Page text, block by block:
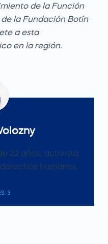
de la Función
la Fundación Botín
a esta
en la región.
22 años, activista
humanos
3